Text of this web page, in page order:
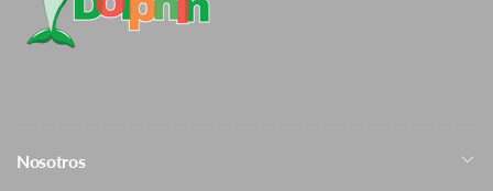
Nosotros